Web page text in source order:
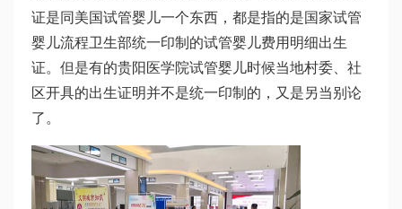
证是同 美国试管婴儿一个东西，都是指的是国家试管
婴儿流程卫生部统一印制的试管婴儿费用明细出生
证。但是有的贵阳医学院试管婴儿时候当地村委、社
区开具的出生证明并不是统一印制的，又是另当别论
了。